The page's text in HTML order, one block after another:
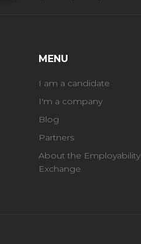
MENU
I am a candidate
I'm a company
Blog
Partners
About the Employability
Exchange